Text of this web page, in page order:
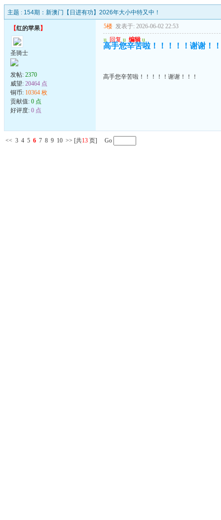
主题 : 154期：新澳门【日进有功】2026年大小中特又中！
【红的苹果】
圣骑士
发帖: 2370
威望: 20464 点
铜币: 10364 枚
贡献值: 0 点
好评度: 0 点
5楼 发表于: 2026-06-02 22:53
u 回复 u 编辑 u
高手您辛苦啦！！！！！谢谢！
高手您辛苦啦！！！！！谢谢！！！
<< 3 4 5 6 7 8 9 10 >> [共13 页] Go